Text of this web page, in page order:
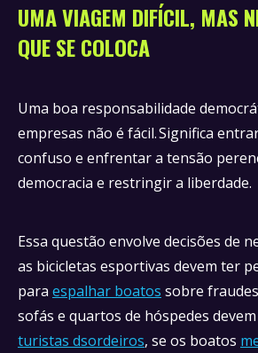
UMA VIAGEM DIFÍCIL, MAS
QUE SE COLOCA
Uma boa responsabilidade
empresas não é fácil. Significa
confuso e enfrentar a tensão
democracia e restringir a liberdade.
Essa questão envolve decisões de
as bicicletas esportivas devem ter
para espalhar boatos sobre
sofás e quartos de hóspedes devem
turistas dsordeiros, se os boatos